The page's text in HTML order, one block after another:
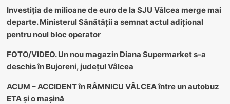
Investiția de milioane de euro de la SJU Vâlcea merge mai
departe. Ministerul Sănătății a semnat actul adițional
pentru noul bloc operator
FOTO/VIDEO. Un nou magazin Diana Supermarket s-a
deschis în Bujoreni, județul Vâlcea
ACUM – ACCIDENT în RÂMNICU VÂLCEA între un autobuz
ETA și o mașină